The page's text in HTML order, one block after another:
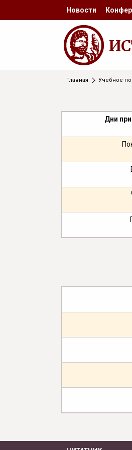
Новости
Главная Учебное
Дни